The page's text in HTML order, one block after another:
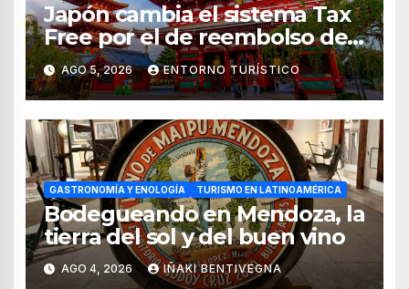
Japón cambia el sistema Tax
Free por el de reembolso de
impuestos desde noviembre
de 2026
AGO 5, 2026 ENTORNO TURÍSTICO
GASTRONOMÍA Y ENOLOGÍA TURISMO EN LATINOAMÉRICA
Bodegueando en Mendoza, la
tierra del sol y del buen vino
AGO 4, 2026 IÑAKI BENTIVEGNA